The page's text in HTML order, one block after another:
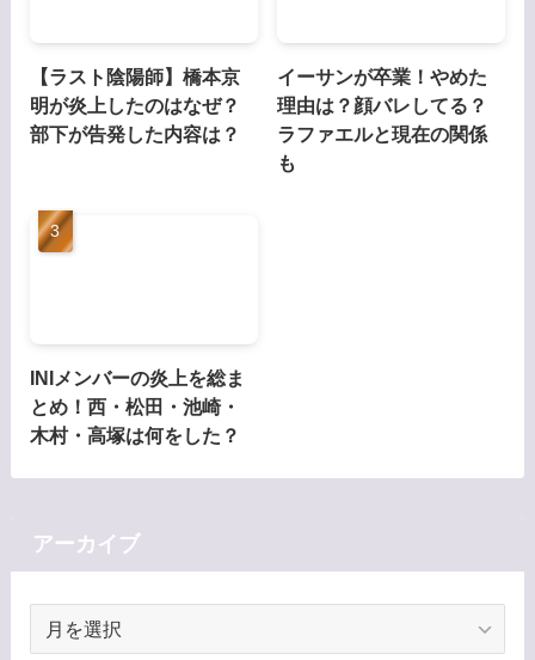
【ラスト陰陽師】橋本京
明が炎上したのはなぜ？
部下が告発した内容は？
イーサンが卒業！やめた
理由は？顔バレしてる？
ラファエルと現在の関係
も
INIメンバーの炎上を総ま
とめ！西・松田・池崎・
木村・高塚は何をした？
アーカイブ